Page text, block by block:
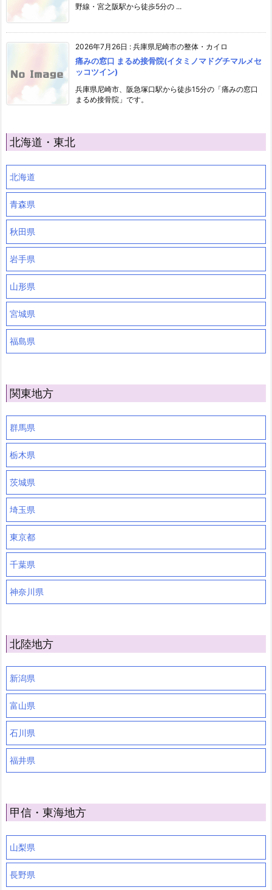
野線・宮之阪駅から徒歩5分の ...
2026年7月26日 : 兵庫県尼崎市の整体・カイロ
痛みの窓口 まるめ接骨院(イタミノマドグチマルメセ
ッコツイン)
兵庫県尼崎市、阪急塚口駅から徒歩15分の「痛みの窓口
まるめ接骨院」です。
北海道・東北
北海道
青森県
秋田県
岩手県
山形県
宮城県
福島県
関東地方
群馬県
栃木県
茨城県
埼玉県
東京都
千葉県
神奈川県
北陸地方
新潟県
富山県
石川県
福井県
甲信・東海地方
山梨県
長野県